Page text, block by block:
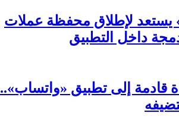
يستعد لإطلاق محفظة عملات
داخل التطبيق
قادمة إلى تطبيق «واتساب»..